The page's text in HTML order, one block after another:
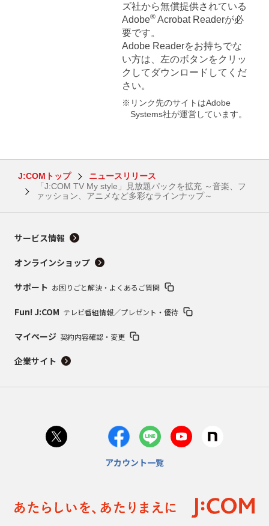
ズ社から無償提供されている
Adobe®Acrobat Readerが必
要です。
Adobe Readerをお持ちでな
い方は、左のボタンをクリッ
クしてダウンロードしてくだ
さい。
※リンク先のサイトはAdobe
Systems社が運営しています。
J:COMトップ
ニュースリリース
「J:COM TV My style」見放題パックを拡充 ～音楽、フ
ァッション、アニメなど多彩なラインナップ～
サービス情報
オンラインショップ
サポート お困りごと解決・よくあるご質問
Fun! J:COM テレビ番組情報／プレゼント・優待
マイページ 契約内容確認・変更
企業サイト
アカウント一覧